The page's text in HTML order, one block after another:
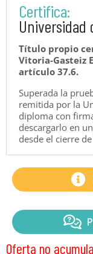
Certifica:
Universidad
Título propio
Vitoria-Gasteiz
artículo 37.6.
Superada la
remitida por la
diploma con
descargarlo en
desde el cierre
Oferta no